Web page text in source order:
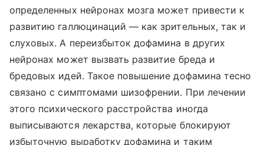
определенных нейронах мозга может привести к
развитию галлюцинаций — как зрительных, так и
слуховых. А переизбыток дофамина в других
нейронах может вызвать развитие бреда и
бредовых идей. Такое повышение дофамина тесно
связано с симптомами шизофрении. При лечении
этого психического расстройства иногда
выписываются лекарства, которые блокируют
избыточную выработку дофамина и таким